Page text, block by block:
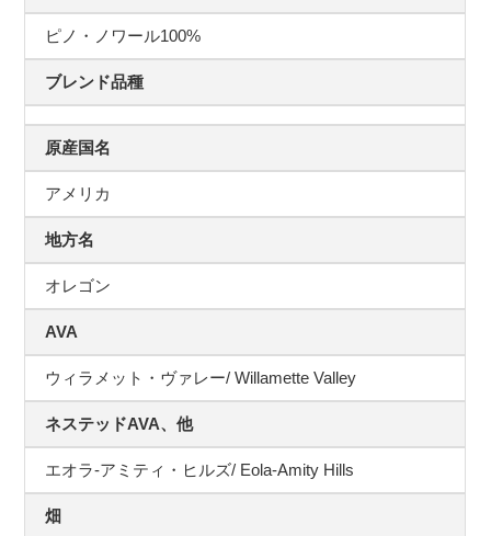
ピノ・ノワール100%
ブレンド品種
原産国名
アメリカ
地方名
オレゴン
AVA
ウィラメット・ヴァレー/ Willamette Valley
ネステッドAVA、他
エオラ-アミティ・ヒルズ/ Eola-Amity Hills
畑